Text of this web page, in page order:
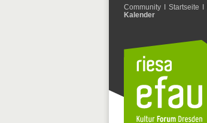
Community I Startseite I
Kalender